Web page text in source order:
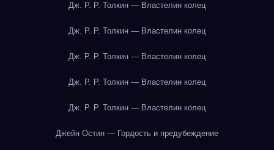
Дж. Р. Р. Толкин — Властелин колец
Дж. Р. Р. Толкин — Властелин колец
Дж. Р. Р. Толкин — Властелин колец
Дж. Р. Р. Толкин — Властелин колец
Дж. Р. Р. Толкин — Властелин колец
Джейн Остин — Гордость и предубеждение